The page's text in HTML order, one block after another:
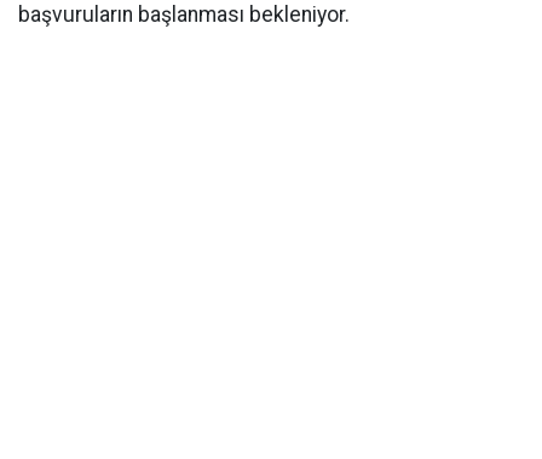
başvuruların başlanması bekleniyor.